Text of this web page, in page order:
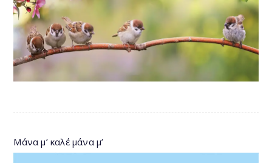
Μάνα μ’ καλέ μάνα μ’